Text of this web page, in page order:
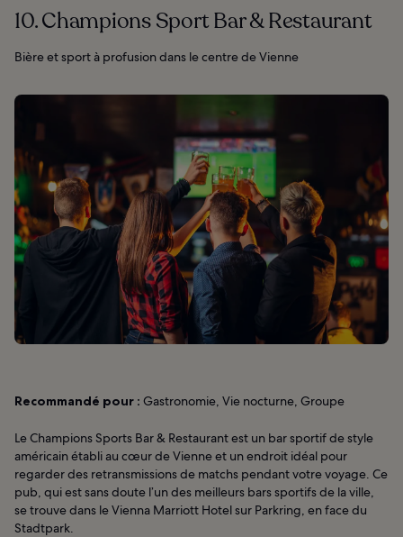
10. Champions Sport Bar & Restaurant
Bière et sport à profusion dans le centre de Vienne
Recommandé pour : Gastronomie, Vie nocturne, Groupe
Le Champions Sports Bar & Restaurant est un bar sportif de style
américain établi au cœur de Vienne et un endroit idéal pour
regarder des retransmissions de matchs pendant votre voyage. Ce
pub, qui est sans doute l’un des meilleurs bars sportifs de la ville,
se trouve dans le Vienna Marriott Hotel sur Parkring, en face du
Stadtpark.